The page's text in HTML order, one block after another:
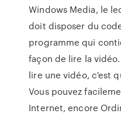
Windows Media, le
doit disposer du
programme qui
façon de lire la
lire une vidéo, c'est
Vous pouvez
Internet, encore